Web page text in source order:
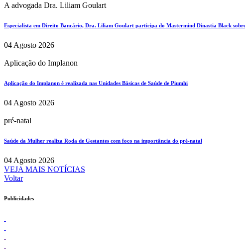
A advogada Dra. Liliam Goulart
Especialista em Direito Bancário, Dra. Liliam Goulart participa do Mastermind Dinastia Black
04 Agosto 2026
Aplicação do Implanon
Aplicação do Implanon é realizada nas Unidades Básicas de Saúde de Piumhi
04 Agosto 2026
pré-natal
Saúde da Mulher realiza Roda de Gestantes com foco na importância do pré-natal
04 Agosto 2026
VEJA MAIS NOTÍCIAS
Voltar
Publicidades